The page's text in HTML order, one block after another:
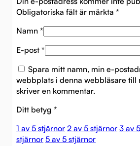
Obligatoriska fält är märkta *
Namn *
E-post *
Spara mitt namn, min e-
webbplats i denna webbläsare till
skriver en kommentar.
Ditt betyg *
1 av 5 stjärnor 2 av 5 stjärnor 3 av
stjärnor 5 av 5 stjärnor